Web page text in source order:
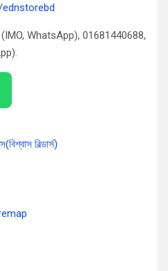
WhatsApp), 01681440688,
বিল্ডার্স)